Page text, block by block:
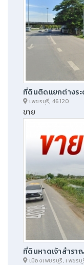
ที่ดินติดแยกต่างระ
เพชรบุรี, 46120
ขาย
ที่ดินหาดเจ้าสำรา
เมืองเพชรบุรี, เพชร